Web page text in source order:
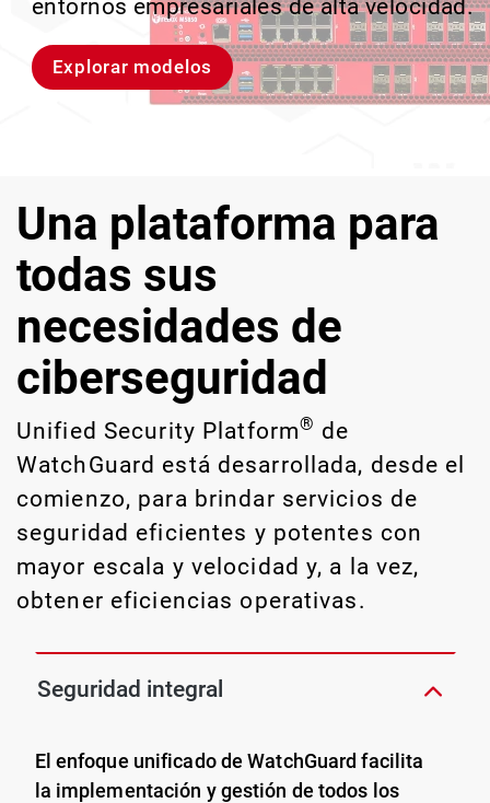
entornos empresariales de alta velocidad.
Explorar modelos
provocan brechas y descubrir riesgos
ocultos de IA y TI.
Explora CloudDR
escalar sin perder ningún pas
Conozcan a Rai
crecimiento escalable.
Conozca WatchGuard EDR
Una plataforma para
todas sus
necesidades de
ciberseguridad
Unified Security Platform® de
WatchGuard está desarrollada, desde el
comienzo, para brindar servicios de
seguridad eficientes y potentes con
mayor escala y velocidad y, a la vez,
obtener eficiencias operativas.
Seguridad integral
El enfoque unificado de WatchGuard facilita
la implementación y gestión de todos los